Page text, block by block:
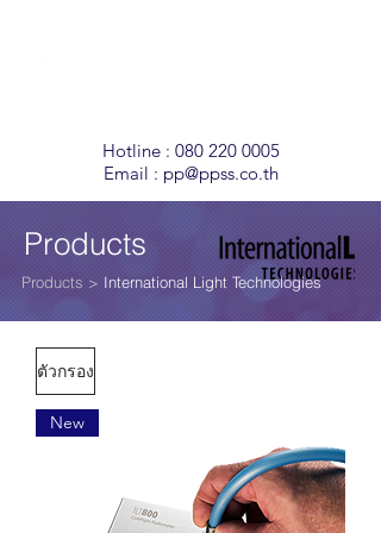
Hotline : 080 220 0005
Email : pp@ppss.co.th
Products
Products > International Light Technologies
ตัวกรอง
New